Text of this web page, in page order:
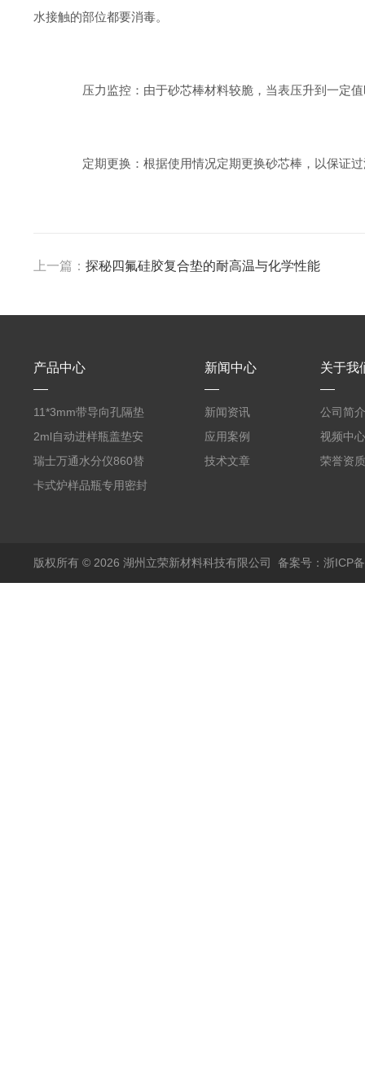
水接触的部位都要消毒。
压力监控：由于砂芯棒材料较脆，当表压升到一定值
定期更换：根据使用情况定期更换砂芯棒，以保证过
上一篇： 探秘四氟硅胶复合垫的耐高温与化学性能
产品中心
11*3mm带导向孔隔垫
气相色谱仪用红色耐
380℃高温 替代5193-
4757 瓶装一瓶50个
2ml自动进样瓶盖垫安
捷伦款气相螺纹顶空瓶
液相切口9*1mm聚四氟
瑞士万通水分仪860替
代原装产品 6.1448.057
卡式炉样品瓶专用密封
新闻中心
新闻资讯
应用案例
技术文章
关于我
公司简介
视频中心
荣誉资质
版权所有 © 2026 湖州立荣新材料科技有限公司 备案号：浙ICP